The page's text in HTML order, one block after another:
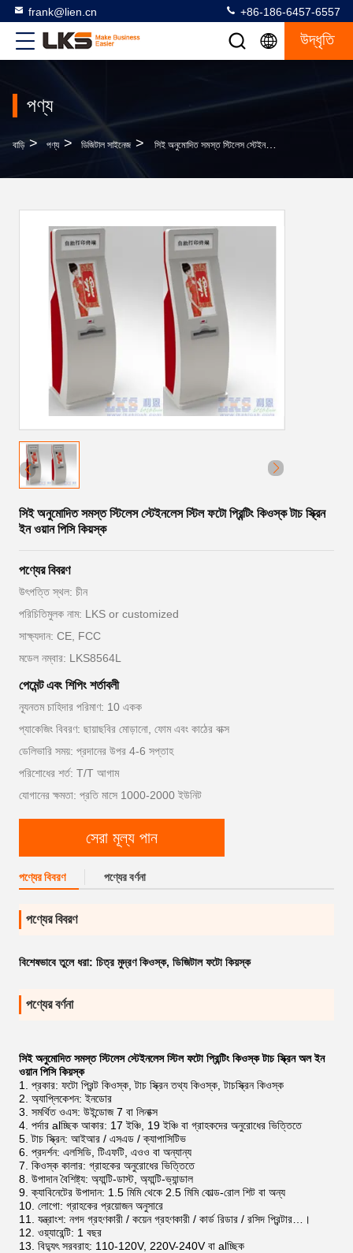
frank@lien.cn +86-186-6457-6557
উদ্ধৃতি
পণ্য
বাড়ি > পণ্য > ডিজিটাল সাইনেজ > সিই অনুমোদিত সমস্ত স্টিলেস স্টেইনলেস স্টিল ফটো প্রিন্টিং কিওস্ক টাচ স্ক্রিন ইন ওয়ান পিসি কিয়স্ক
সিই অনুমোদিত সমস্ত স্টিলেস স্টেইনলেস স্টিল ফটো প্রিন্টিং কিওস্ক টাচ স্ক্রিন
ইন ওয়ান পিসি কিয়স্ক
পণ্যের বিবরণ
উৎপত্তি স্থল: চীন
পরিচিতিমুলক নাম: LKS or customized
সাক্ষ্যদান: CE, FCC
মডেল নম্বার: LKS8564L
পেমেন্ট এবং শিপিং শর্তাবলী
ন্যূনতম চাহিদার পরিমাণ: 10 একক
প্যাকেজিং বিবরণ: ছায়াছবির মোড়ানো, ফোম এবং কাঠের বাক্স
ডেলিভারি সময়: প্রদানের উপর 4-6 সপ্তাহ
পরিশোধের শর্ত: T/T আগাম
যোগানের ক্ষমতা: প্রতি মাসে 1000-2000 ইউনিট
সেরা মূল্য পান
পণ্যের বিবরণ পণ্যের বর্ণনা
পণ্যের বিবরণ
বিশেষভাবে তুলে ধরা: চিত্র মুদ্রণ কিওস্ক, ডিজিটাল ফটো কিয়স্ক
পণ্যের বর্ণনা
সিই অনুমোদিত সমস্ত স্টিলেস স্টেইনলেস স্টিল ফটো প্রিন্টিং কিওস্ক টাচ স্ক্রিন অল ইন
ওয়ান পিসি কিয়স্ক
প্রকার: ফটো প্রিন্ট কিওস্ক, টাচ স্ক্রিন তথ্য কিওস্ক, টাচস্ক্রিন কিওস্ক
অ্যাপ্লিকেশন: ইনডোর
সমর্থিত ওএস: উইন্ডোজ 7 বা লিনাক্স
পর্দার alচ্ছিক আকার: 17 ইঞ্চি, 19 ইঞ্চি বা গ্রাহকদের অনুরোধের ভিত্তিতে
টাচ স্ক্রিন: আইআর / এসএড / ক্যাপাসিটিভ
প্রদর্শন: এলসিডি, টিএফটি, এওও বা অন্যান্য
কিওস্ক কালার: গ্রাহকের অনুরোধের ভিত্তিতে
উপাদান বৈশিষ্ট্য: অ্যান্টি-ডাস্ট, অ্যান্টি-ভ্যান্ডাল
ক্যাবিনেটের উপাদান: 1.5 মিমি থেকে 2.5 মিমি কোল্ড-রোল শিট বা অন্য
লোগো: গ্রাহকের প্রয়োজন অনুসারে
যন্ত্রাংশ: নগদ গ্রহণকারী / কয়েন গ্রহণকারী / কার্ড রিডার / রসিদ প্রিন্টার…।
ওয়্যারেন্টি: 1 বছর
বিদ্যুৎ সরবরাহ: 110-120V, 220V-240V বা alচ্ছিক